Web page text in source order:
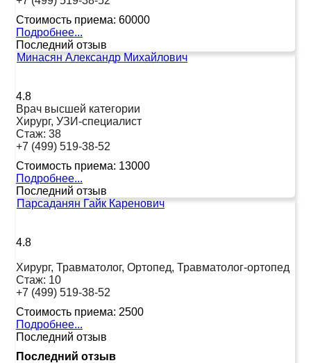
Стоимость приема: 60000
Подробнее...
Последний отзыв
Минасян Александр Михайлович
4.8
Врач высшей категории
Хирург, УЗИ-специалист
Стаж: 38
+7 (499) 519-38-52
Стоимость приема: 13000
Подробнее...
Последний отзыв
Парсаданян Гайк Каренович
4.8
Хирург, Травматолог, Ортопед, Травматолог-ортопед
Стаж: 10
+7 (499) 519-38-52
Стоимость приема: 2500
Подробнее...
Последний отзыв
Последний отзыв